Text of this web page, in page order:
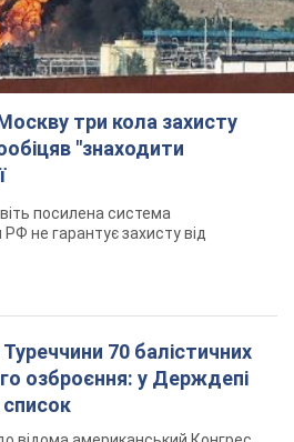
три кола захисту
"знаходити
посилена система
не гарантує захисту від
70 балістичних
озброєння: у Держдепі